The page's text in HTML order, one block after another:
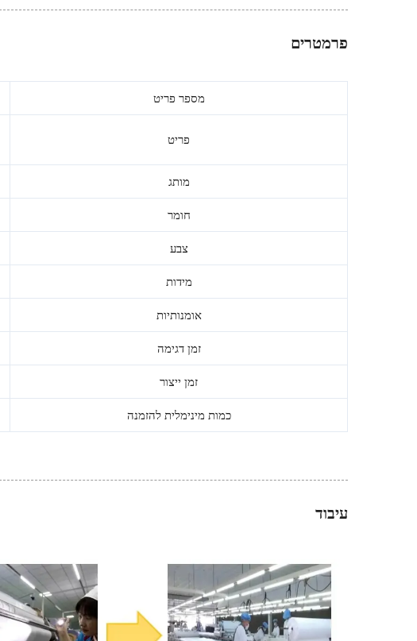
פרמטרים
מספר פריט
פריט
מותג
חומר
צבע
מידות
אומנותיות
זמן דגימה
זמן ייצור
כמות מינימלית להזמנה
עיבוד